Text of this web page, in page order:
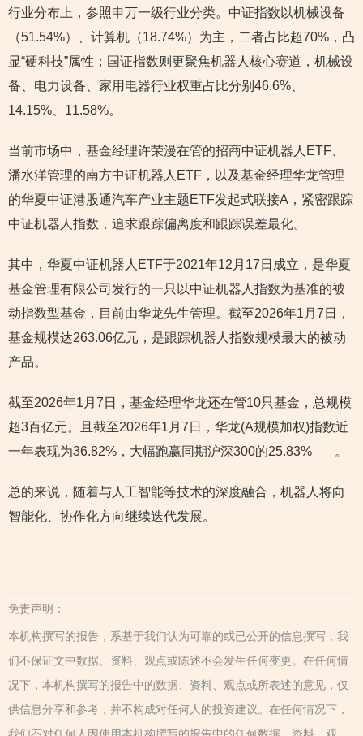
行业分布上，参照申万一级行业分类。中证指数以机械设备
（51.54%）、计算机（18.74%）为主，二者占比超70%，凸
显“硬科技”属性；国证指数则更聚焦机器人核心赛道，机械设
备、电力设备、家用电器行业权重占比分别46.6%、
14.15%、11.58%。
当前市场中，基金经理许荣漫在管的招商中证机器人ETF、
潘水洋管理的南方中证机器人ETF，以及基金经理华龙管理
的华夏中证港股通汽车产业主题ETF发起式联接A，紧密跟踪
中证机器人指数，追求跟踪偏离度和跟踪误差最化。
其中，华夏中证机器人ETF于2021年12月17日成立，是华夏
基金管理有限公司发行的一只以中证机器人指数为基准的被
动指数型基金，目前由华龙先生管理。截至2026年1月7日，
基金规模达263.06亿元，是跟踪机器人指数规模最大的被动
产品。
截至2026年1月7日，基金经理华龙还在管10只基金，总规模
超3百亿元。且截至2026年1月7日，华龙(A规模加权)指数近
一年表现为36.82%，大幅跑赢同期沪深300的25.83% 。
总的来说，随着与人工智能等技术的深度融合，机器人将向
智能化、协作化方向继续迭代发展。
免责声明：
本机构撰写的报告，系基于我们认为可靠的或已公开的信息撰写，我
们不保证文中数据、资料、观点或陈述不会发生任何变更。在任何情
况下，本机构撰写的报告中的数据、资料、观点或所表述的意见，仅
供信息分享和参考，并不构成对任何人的投资建议。在任何情况下，